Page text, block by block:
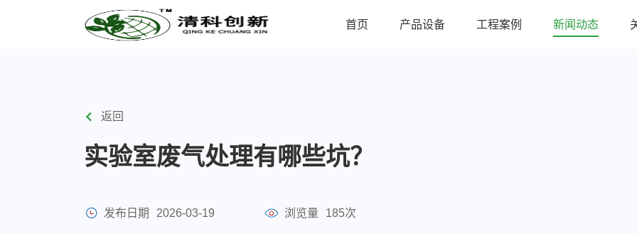
首页 产品设备 工程案例 新闻动态
返回
实验室废气处理有哪些坑？
发布日期 2026-03-19 浏览量 185次